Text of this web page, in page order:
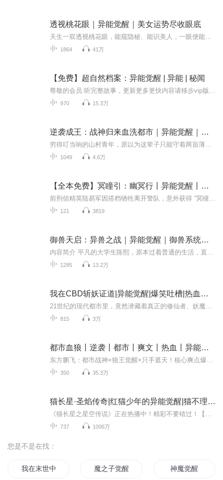
透视桃花眼｜异能觉醒｜美女运势尽收眼底
1864 41万
【免费】超自然档案：异能觉醒 | 异能 | 秘闻
970 15.3万
逆袭成王：战神归来血洗都市｜异能觉醒｜高能燃战
1049 4.6万
【全本免费】冥瞳引：幽冥行丨异能觉醒丨悬疑破案
121 3819
御兽天启：异兽之战｜异能觉醒｜御兽系统｜多人有声
1285 13.2万
我在CBD斩妖证道|异能觉醒|爆笑吐槽|热血爽文
815 3万
都市血狼丨逆袭丨都市丨爽文丨热血丨异能觉醒丨多女主
350 35.3万
猫长星·圣焰传奇|红猫少年的异能觉醒|猫不理故事
737 1006万
您是不是在找：
我在末世中觉醒 魔之子觉醒 神魔觉醒